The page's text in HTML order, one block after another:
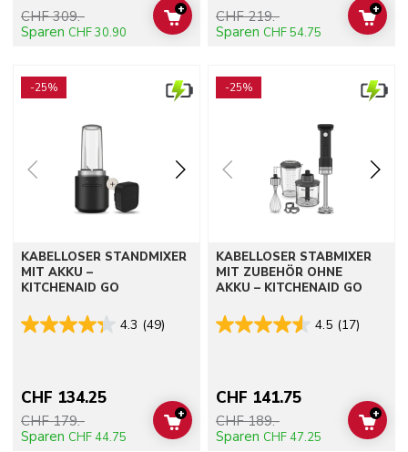
CHF 309.-
Sparen CHF 30.90
ADD TO CART
+
CHF 219.-
Sparen CHF 54.75
ADD
+
-25%
KABELLOSER STANDMIXER
MIT AKKU –
KITCHENAID GO
4.3 (49)
CHF 134.25
CHF 179.-
Sparen CHF 44.75
ADD TO CART
+
-25%
KABELLOSER STABMIXER
MIT ZUBEHÖR OHNE
AKKU – KITCHENAID GO
4.5 (17)
CHF 141.75
CHF 189.-
Sparen CHF 47.25
ADD
+